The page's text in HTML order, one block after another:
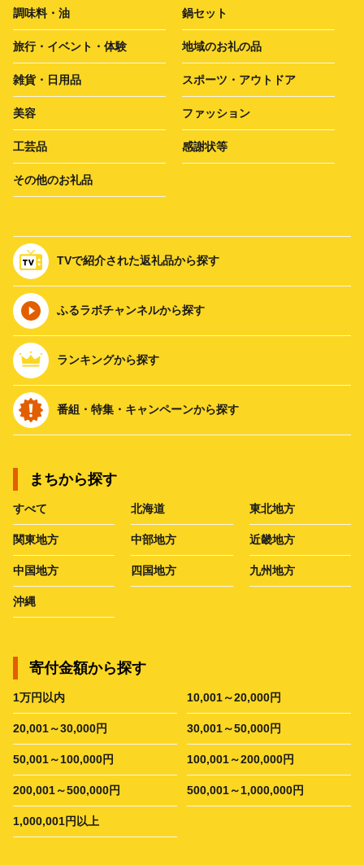
調味料・油 鍋セット
旅行・イベント・体験 地域のお礼の品
雑貨・日用品 スポーツ・アウトドア
美容 ファッション
工芸品 感謝状等
その他のお礼品
TVで紹介された返礼品から探す
ふるラボチャンネルから探す
ランキングから探す
番組・特集・キャンペーンから探す
まちから探す
すべて 北海道 東北地方
関東地方 中部地方 近畿地方
中国地方 四国地方 九州地方
沖縄
寄付金額から探す
1万円以内 10,001～20,000円
20,001～30,000円 30,001～50,000円
50,001～100,000円 100,001～200,000円
200,001～500,000円 500,001～1,000,000円
1,000,001円以上